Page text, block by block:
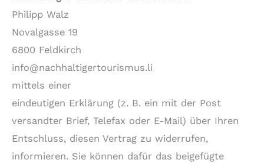
Philipp Walz
Novalgasse 19
6800 Feldkirch
info@nachhaltigertourismus.li
mittels einer
eindeutigen Erklärung (z. B. ein mit der Post
versandter Brief, Telefax oder E-Mail) über Ihren
Entschluss, diesen Vertrag zu widerrufen,
informieren. Sie können dafür das beigefügte